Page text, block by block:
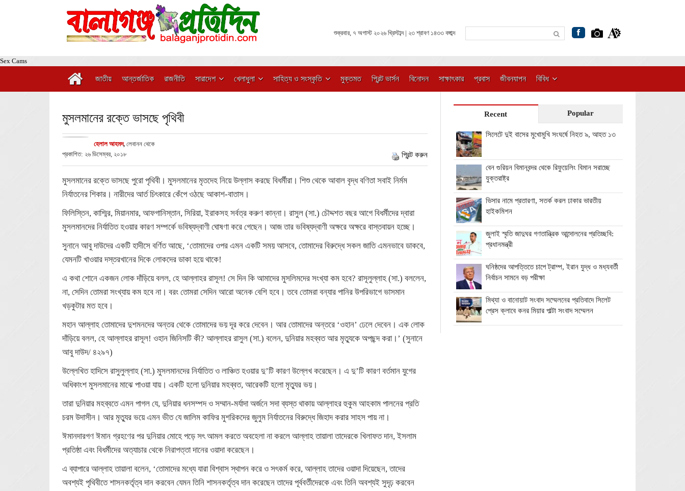
শুক্রবার, ৭ অগাস্ট ২০২৬ খ্রিস্টাব্দ | ২৩ শ্রাবণ ১৪৩৩ বঙ্গাব্দ
Sex Cams
জাতীয় আন্তর্জাতিক রাজনীতি সারাদেশ খেলাধুলা সাহিত্য ও সংস্কৃতি মুক্তমত প্রিন্ট ভার্সন বিনোদন সাক্ষাৎকার প্রবাস জীবনযাপন বিবিধ
মুসলমানের রক্তে ভাসছে পৃথিবী
হেলাল আহমদ, লেবানন থেকে
প্রকাশিত: ২৬ ডিসেম্বর, ২০১৮
প্রিন্ট করুন
মুসলমানের রক্তে ভাসছে পুরো পৃথিবী। মুসলমানের মৃতদেহ নিয়ে উল্লাস করছে বিধর্মীরা। শিশু থেকে আবাল বৃদ্ধ বণিতা সবাই নির্মম
নির্যাতনের শিকার। নারীদের আর্ত চিৎকারে কেঁপে ওঠছে আকাশ-বাতাস।
ফিলিস্তিন, কাশ্মির, মিয়ানমার, আফগানিস্তান, সিরিয়া, ইরাকসহ সর্বত্র করুণ কান্না। রাসুল (সা.) চৌদ্দশত বছর আগে বিধর্মীদের দ্বারা
মুসলমানদের নির্যাতিত হওয়ার কারণ সম্পর্কে ভবিষ্যদ্বাণী ঘোষণা করে গেছেন। আজ তার ভবিষ্যদ্বাণী অক্ষরে অক্ষরে বাস্তবায়ন হচ্ছে।
সুনানে আবু দাউদের একটি হাদীসে বর্ণিত আছে, ‘তোমাদের ওপর এমন একটি সময় আসবে, তোমাদের বিরুদ্ধে সকল জাতি এমনভাবে ডাকবে,
যেমনটি খাওয়ার দস্তরখানের দিকে লোকদের ডাকা হয়ে থাকে!
এ কথা শোনে একজন লোক দাঁড়িয়ে বলল, হে আল্লাহর রাসূল! সে দিন কি আমাদের মুসলিমদের সংখ্যা কম হবে? রাসূলুল্লাহ (সা.) বললেন,
না, সেদিন তোমরা সংখ্যায় কম হবে না। বরং তোমরা সেদিন আরো অনেক বেশি হবে। তবে তোমরা বন্যার পানির উপরিভাগে ভাসমান
খড়কুটার মত হবে।
মহান আল্লাহ তোমাদের দুশমনদের অন্তর থেকে তোমাদের ভয় দূর করে দেবেন। আর তোমাদের অন্তরে ‘ওহান’ ঢেলে দেবেন। এক লোক
দাঁড়িয়ে বলল, হে আল্লাহর রাসূল! ওহান জিনিসটি কী? আল্লাহর রাসুল (সা.) বলেন, দুনিয়ার মহব্বত আর মৃত্যুকে অপছন্দ করা।’ (সুনানে
আবু দাউদ/ ৪২৯৭)
উল্লেখিত হাদিসে রাসুলুল্লাহ (সা.) মুসলমানদের নির্যাতিত ও লাঞ্চিত হওয়ার দু’টি কারণ উল্লেখ করেছেন। এ দু’টি কারণ বর্তমান যুগের
অধিকাংশ মুসলমানের মাঝে পাওয়া যায়। একটি হলো দুনিয়ার মহব্বত, আরেকটি হলো মৃত্যুর ভয়।
তারা দুনিয়ার মহব্বতে এমন পাগল যে, দুনিয়ার ধনসম্পদ ও সম্মান-মর্যাদা অর্জনে সদা ব্যস্ত থাকায় আল্লাহর হুকুম আহকাম পালনের প্রতি
চরম উদাসীন। আর মৃত্যুর ভয়ে এমন ভীত যে জালিম কাফির মুশরিকদের জুলুম নির্যাতনের বিরুদ্ধে জিহাদ করার সাহস পায় না।
ঈমানদারগণ ঈমান গ্রহণের পর দুনিয়ার মোহে পড়ে সৎ আমল করতে অবহেলা না করলে আল্লাহ তায়ালা তাদেরকে খিলাফত দান, ইসলাম
প্রতিষ্ঠা এবং বিধর্মীদের অত্যাচার থেকে নিরাপত্তা দানের ওয়াদা করেছেন।
এ ব্যাপারে আল্লাহ তায়ালা বলেন, ‘তোমাদের মধ্যে যারা বিশ্বাস স্থাপন করে ও সৎকর্ম করে, আল্লাহ তাদের ওয়াদা দিয়েছেন, তাদের
অবশ্যই পৃথিবীতে শাসনকর্তৃত্ব দান করবেন যেমন তিনি শাসনকর্তৃত্ব দান করেছেন তাদের পূর্ববর্তীদেরকে এবং তিনি অবশ্যই সুদৃঢ় করবেন
Recent Popular
সিলেটে দুই বাসের মুখোমুখি সংঘর্ষে নিহত ৯, আহত ১৩
বেন গুরিয়ন বিমানবন্দর থেকে রিফুয়েলিং বিমান সরাচ্ছে
যুক্তরাষ্ট্র
ভিসার নামে প্রতারণা, সতর্ক করল ঢাকার ভারতীয়
হাইকমিশন
জুলাই স্মৃতি জাদুঘর গণতান্ত্রিক আন্দোলনের প্রতিচ্ছবি:
প্রধানমন্ত্রী
ঘনিষ্ঠদের আপত্তিতে চাপে ট্রাম্প, ইরান যুদ্ধ ও মধ্যবর্তী
নির্বাচন সামনে বড় পরীক্ষা
মিথ্যা ও বানোয়াট সংবাদ সম্মেলনের প্রতিবাদে সিলেট
প্রেস ক্লাবে কনর মিয়ার পাল্টা সংবাদ সম্মেলন